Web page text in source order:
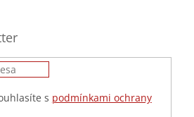
s podmínkami ochrany